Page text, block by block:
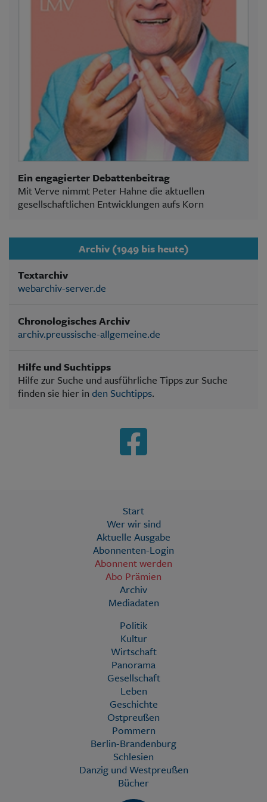
Ein engagierter Debattenbeitrag
Mit Verve nimmt Peter Hahne die aktuellen
gesellschaftlichen Entwicklungen aufs Korn
Archiv (1949 bis heute)
Textarchiv
webarchiv-server.de
Chronologisches Archiv
archiv.preussische-allgemeine.de
Hilfe und Suchtipps
Hilfe zur Suche und ausführliche Tipps zur Suche
finden sie hier in den Suchtipps.
Start
Wer wir sind
Aktuelle Ausgabe
Abonnenten-Login
Abonnent werden
Abo Prämien
Archiv
Mediadaten
Politik
Kultur
Wirtschaft
Panorama
Gesellschaft
Leben
Geschichte
Ostpreußen
Pommern
Berlin-Brandenburg
Schlesien
Danzig und Westpreußen
Bücher